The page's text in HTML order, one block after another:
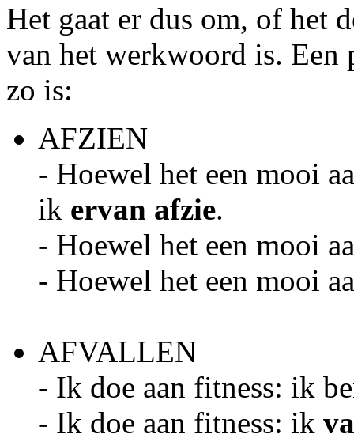
Het gaat er dus om, of het
van het werkwoord is.
zo is:
AFZIEN
- Hoewel het een mooi
ik ervan afzie.
- Hoewel het een mooi
- Hoewel het een mooi
AFVALLEN
- Ik doe aan fitness: ik
- Ik doe aan fitness: ik